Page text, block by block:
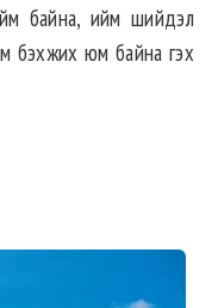
байна, ийм шийдэл
бэхжихюмбайна гэх